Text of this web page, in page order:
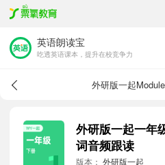
英语朗读宝
吃透英语课本，提升在校竞争力
外研版一起
外研版一起一年
词音频跟读
版本： 外研版一起